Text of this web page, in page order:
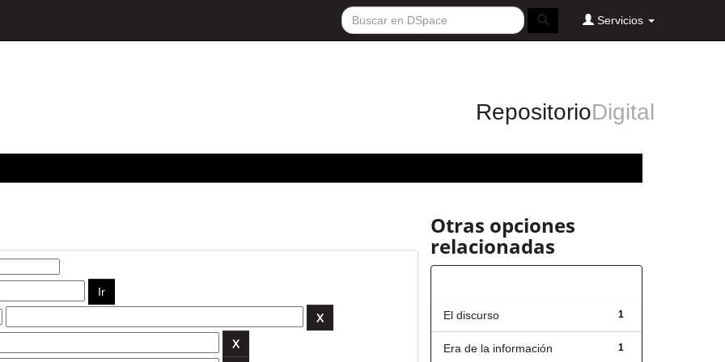
Servicios
RepositorioDigital
Otras opciones
relacionadas
1
El discurso
1
Era de la información